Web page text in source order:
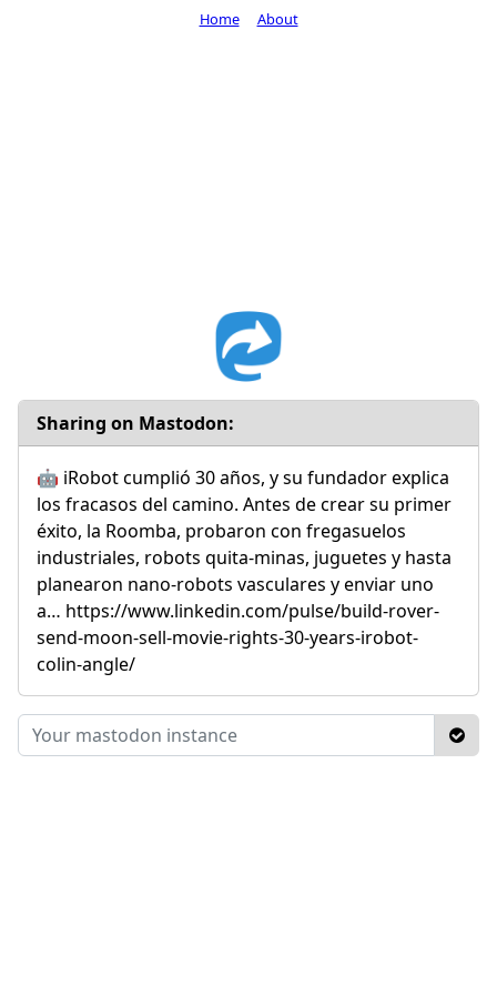
Sharing on Mastodon:
🤖 iRobot cumplió 30 años, y su fundador explica
los fracasos del camino. Antes de crear su primer
éxito, la Roomba, probaron con fregasuelos
industriales, robots quita-minas, juguetes y hasta
planearon nano-robots vasculares y enviar uno
a… https://www.linkedin.com/pulse/build-rover-
send-moon-sell-movie-rights-30-years-irobot-
colin-angle/
Home About